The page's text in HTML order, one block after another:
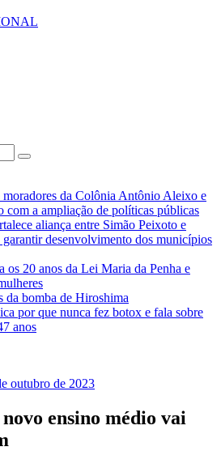
moradores da Colônia Antônio Aleixo e
com a ampliação de políticas públicas
aliança entre Simão Peixoto e
desenvolvimento dos municípios
os 20 anos da Lei Maria da Penha e
da bomba de Hiroshima
por que nunca fez botox e fala sobre
anos
outubro de 2023
ensino médio vai